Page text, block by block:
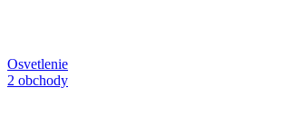
Osvetlenie
2 obchody